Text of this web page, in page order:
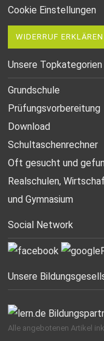
Cookie Einstellungen
WIDERRUF ERKLÄREN
Unsere Topkategorien
Grundschule
Prüfungsvorbereitung
Download
Schultaschenrechner
Oft gesucht und
Realschulen,
und Gymnasium
Social Network
Unsere
Alle angebotenen Artikel